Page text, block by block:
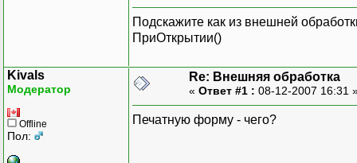
Подскажите как из внешней
ПриОткрытии()
Kivals
Модератор
Offline
Пол:
Re: Внешняя обработка
« Ответ #1 : 08-12-2007 16:31
Печатную форму - чего?